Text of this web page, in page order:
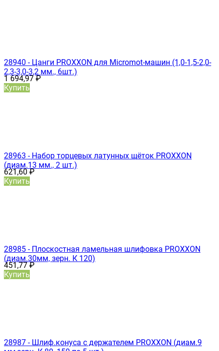
28940 - Цанги PROXXON для Micromot-машин (1,0-1,5-2,0-
2,3-3,0-3,2 мм., 6шт.)
1 694,97₽
Купить
28963 - Набор торцевых латунных щёток PROXXON
(диам.13 мм., 2 шт.)
621,60₽
Купить
28985 - Плоскостная ламельная шлифовка PROXXON
(диам.30мм, зерн. К 120)
451,77₽
Купить
28987 - Шлиф.конуса с держателем PROXXON (диам.9